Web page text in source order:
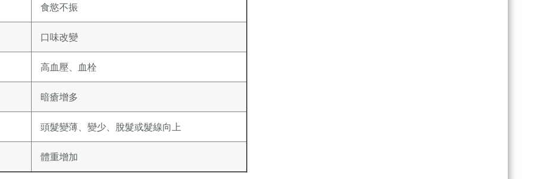
食慾不振
口味改變
高血壓、血栓
暗瘡增多
頭髮變薄、變少、脫髮或髮線向上
體重增加